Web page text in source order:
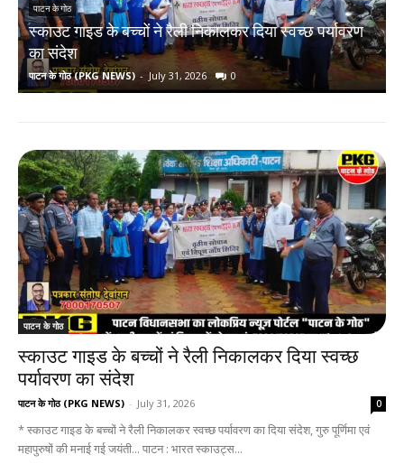
पाटन के गोठ
स्काउट गाइड के बच्चों ने रैली निकालकर दिया स्वच्छ पर्यावरण
का संदेश
पाटन के गोठ (PKG NEWS) - July 31, 2026 0
पाटन के गोठ
स्काउट गाइड के बच्चों ने रैली निकालकर दिया स्वच्छ
पर्यावरण का संदेश
पाटन के गोठ (PKG NEWS) - July 31, 2026 0
* स्काउट गाइड के बच्चों ने रैली निकालकर स्वच्छ पर्यावरण का दिया संदेश, गुरु पूर्णिमा एवं
महापुरुषों की मनाई गई जयंती... पाटन : भारत स्काउट्स...